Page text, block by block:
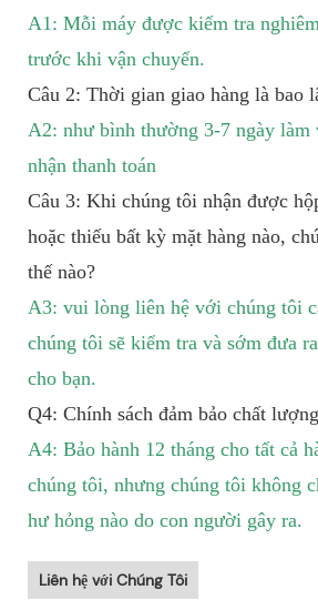
A1: Mỗi máy được kiểm tra
trước khi vận chuyển.
Câu 2: Thời gian giao hàng là bao
A2: như bình thường 3-7 ngày làm
nhận thanh toán
Câu 3: Khi chúng tôi nhận được
hoặc thiếu bất kỳ mặt hàng nào,
thế nào?
A3: vui lòng liên hệ với chúng tôi
chúng tôi sẽ kiểm tra và sớm đưa
cho bạn.
Q4: Chính sách đảm bảo chất
A4: Bảo hành 12 tháng cho tất cả
chúng tôi, nhưng chúng tôi không
hư hỏng nào do con người gây ra.
Liên hệ với Chúng Tôi